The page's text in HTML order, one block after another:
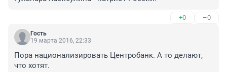
+0 –0
Гость
19 марта 2016, 22:33
Пора национализировать Центробанк. А то делают,
что хотят.